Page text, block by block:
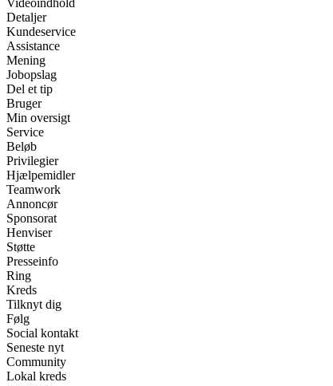
Videoindhold
Detaljer
Kundeservice
Assistance
Mening
Jobopslag
Del et tip
Bruger
Min oversigt
Service
Beløb
Privilegier
Hjælpemidler
Teamwork
Annoncør
Sponsorat
Henviser
Støtte
Presseinfo
Ring
Kreds
Tilknyt dig
Følg
Social kontakt
Seneste nyt
Community
Lokal kreds